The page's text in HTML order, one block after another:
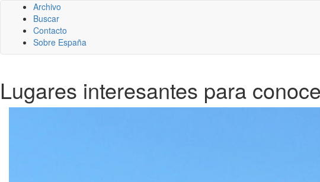
Archivo
Buscar
Contacto
Sobre España
Lugares interesantes para